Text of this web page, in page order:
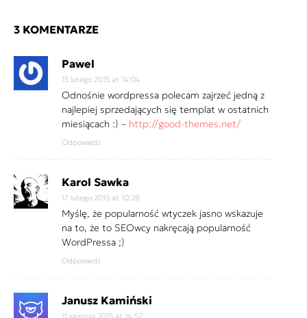
3 KOMENTARZE
Pawel
15 lutego 2015 at 14:04
Odnośnie wordpressa polecam zajrzeć jedną z
najlepiej sprzedających się templat w ostatnich
miesiącach :) – http://good-themes.net/
Odpowiedz
Karol Sawka
17 lutego 2015 at 10:28
Myślę, że popularność wtyczek jasno wskazuje
na to, że to SEOwcy nakręcają popularność
WordPressa ;)
Odpowiedz
Janusz Kamiński
11 sierpnia 2015 at 14:52